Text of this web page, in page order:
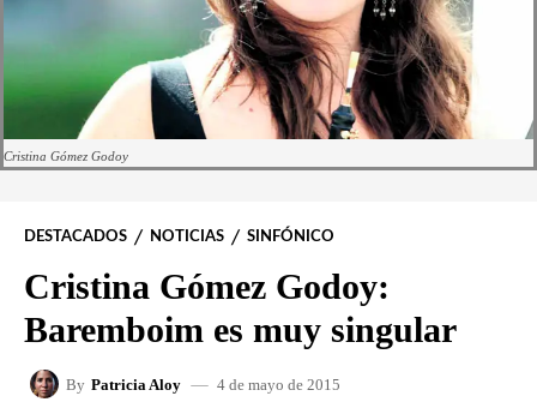
Cristina Gómez Godoy
DESTACADOS NOTICIAS SINFÓNICO
Cristina Gómez Godoy:
Baremboim es muy singular
By Patricia Aloy 4 de mayo de 2015